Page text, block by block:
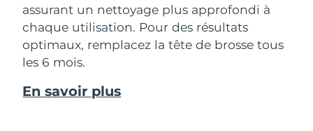
assurant un nettoyage plus approfondi à
chaque utilisation. Pour des résultats
optimaux, remplacez la tête de brosse tous
les 6 mois.
En savoir plus